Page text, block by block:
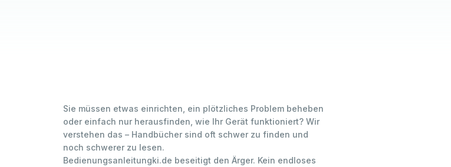
Sie müssen etwas einrichten, ein plötzliches Problem beheben
oder einfach nur herausfinden, wie Ihr Gerät funktioniert? Wir
verstehen das – Handbücher sind oft schwer zu finden und
noch schwerer zu lesen.
Bedienungsanleitungki.de beseitigt den Ärger. Kein endloses